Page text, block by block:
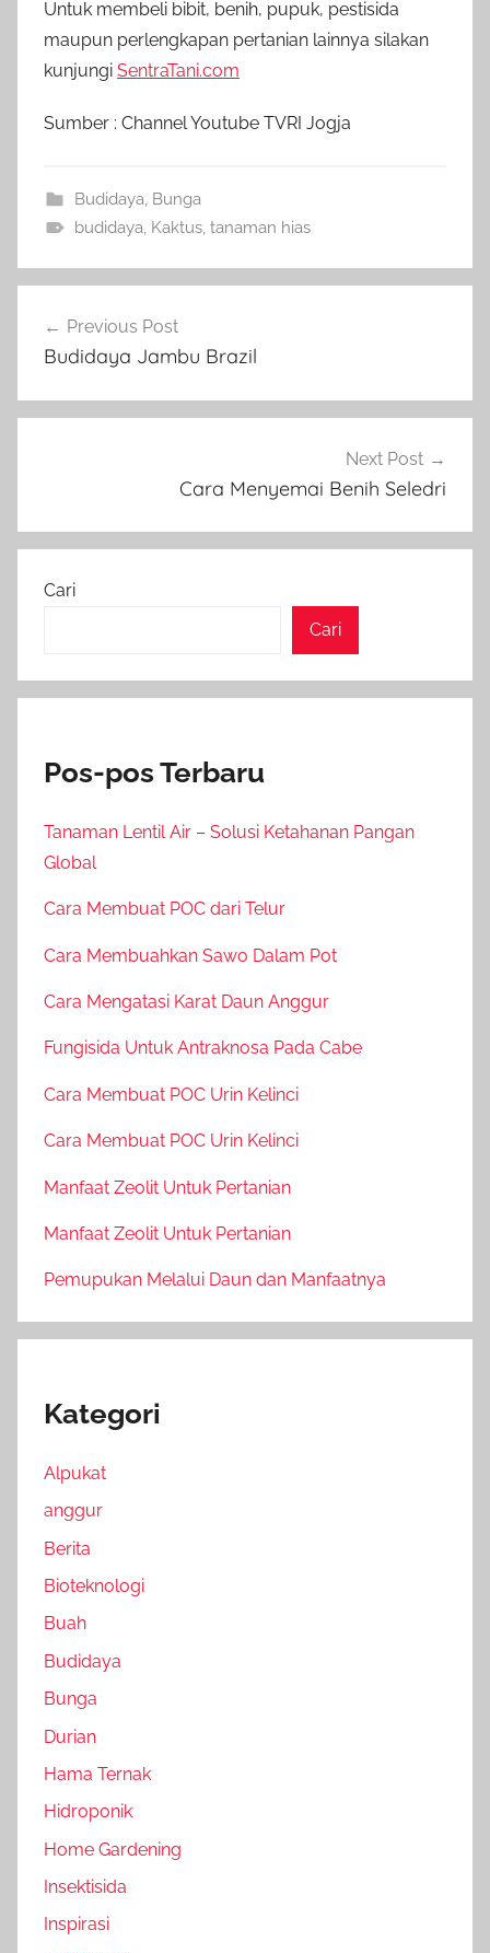
Untuk membeli bibit, benih, pupuk, pestisida
maupun perlengkapan pertanian lainnya silakan
kunjungi SentraTani.com
Sumber : Channel Youtube TVRI Jogja
Budidaya, Bunga
budidaya, Kaktus, tanaman hias
pos
Previous Post
Budidaya Jambu Brazil
Next Post
Cara Menyemai Benih Seledri
Cari
Cari
Pos-pos Terbaru
Tanaman Lentil Air – Solusi Ketahanan Pangan
Global
Cara Membuat POC dari Telur
Cara Membuahkan Sawo Dalam Pot
Cara Mengatasi Karat Daun Anggur
Fungisida Untuk Antraknosa Pada Cabe
Cara Membuat POC Urin Kelinci
Cara Membuat POC Urin Kelinci
Manfaat Zeolit Untuk Pertanian
Manfaat Zeolit Untuk Pertanian
Pemupukan Melalui Daun dan Manfaatnya
Kategori
Alpukat
anggur
Berita
Bioteknologi
Buah
Budidaya
Bunga
Durian
Hama Ternak
Hidroponik
Home Gardening
Insektisida
Inspirasi